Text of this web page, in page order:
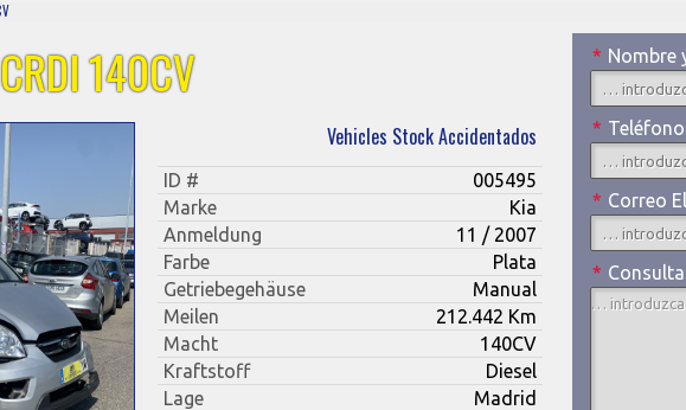
Nombre
*
*
Correo
*
*
140CV
Vehicles Stock Accidentados
ID #
005495
Marke
Kia
Anmeldung
11 / 2007
Farbe
Plata
Getriebegehäuse
Manual
Meilen
212.442 Km
Macht
140CV
Kraftstoff
Diesel
Lage
Madrid